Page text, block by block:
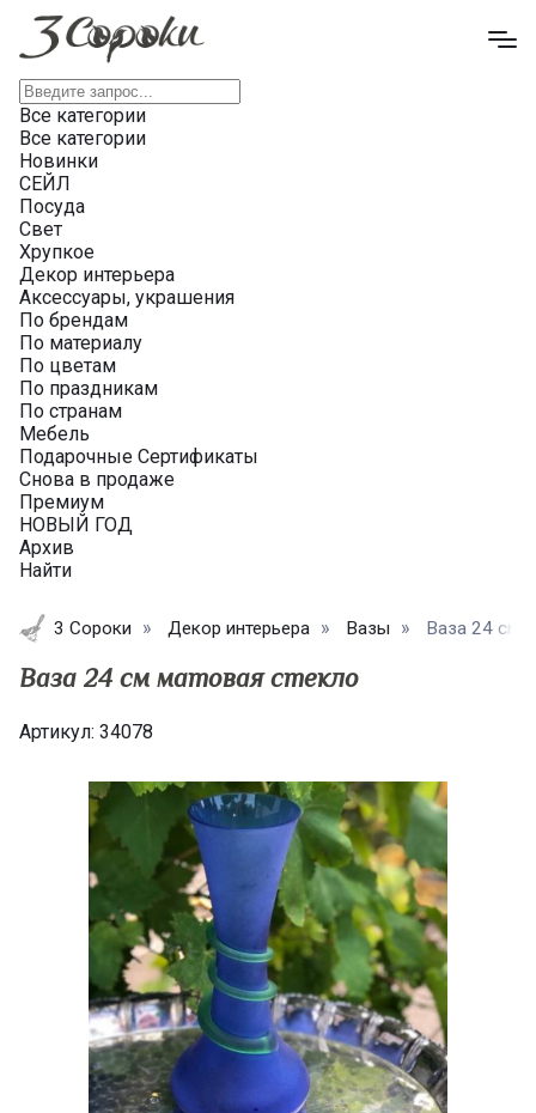
Все категории
Все категории
Новинки
СЕЙЛ
Посуда
Свет
Хрупкое
Декор интерьера
Аксессуары, украшения
По брендам
По материалу
По цветам
По праздникам
По странам
Мебель
Подарочные Сертификаты
Снова в продаже
Премиум
НОВЫЙ ГОД
Архив
Найти
3 Сороки Декор интерьера Вазы Ваза 24 см
Ваза 24 см матовая стекло
Артикул: 34078